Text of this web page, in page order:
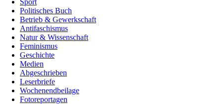
Sport
Politisches Buch
Betrieb & Gewerkschaft
Antifaschismus
Natur & Wissenschaft
Feminismus
Geschichte
Medien
Abgeschrieben
Leserbriefe
Wochenendbeilage
Fotoreportagen